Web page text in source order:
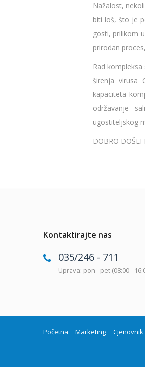
Nažalost,
biti loš, što je
gosti, prilikom
prirodan
Rad
širenja virusa
kapaciteta
održavanje
ugostiteljskog
DOBRO DOŠLI
Kontaktirajte nas
035/246 - 711
Uprava: pon - pet (08:00 -
Početna Marketing Cjenovnik